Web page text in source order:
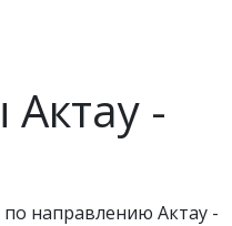
-
направлению Актау -